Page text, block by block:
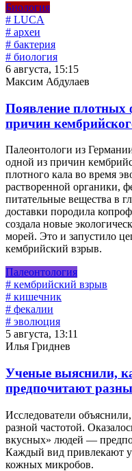
Биология
# LUCA
# археи
# бактерия
# биология
6 августа, 15:15
Максим Абдулаев
Появление плотных
причин
Палеонтологи из
одной из причин
плотного кала во время
растворенной органики,
питательные вещества в
доставки породила
создала новые
морей. Это и запустило
кембрийский взрыв.
Палеонтология
# кембрийский взрыв
# кишечник
# фекалии
# эволюция
5 августа, 13:11
Илья Гриднев
Ученые выяснили,
предпочитают
Исследователи
разной частотой.
вкусных» людей —
Каждый вид привлекают
кожных микробов.